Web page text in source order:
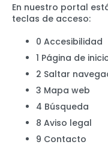
En nuestro portal
teclas de acceso:
0 Accesibilidad
1 Página de
2 Saltar
3 Mapa web
4 Búsqueda
8 Aviso legal
9 Contacto